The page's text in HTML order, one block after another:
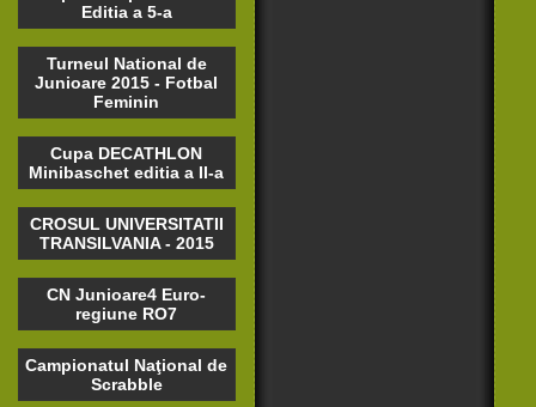
Editia a 5-a
Turneul National de
Junioare 2015 - Fotbal
Feminin
Cupa DECATHLON
Minibaschet editia a II-a
CROSUL UNIVERSITATII
TRANSILVANIA - 2015
CN Junioare4 Euro-
regiune RO7
Campionatul Naţional de
Scrabble